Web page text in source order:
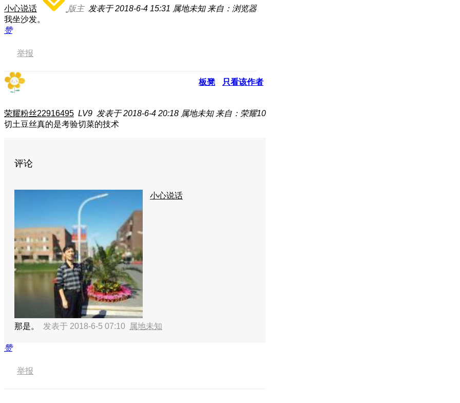
小心说话 版主 发表于 2018-6-4 15:31 属地未知 来自：浏览器
我坐沙发。
赞
举报
板凳 只看该作者
荣耀粉丝22916495 LV9 发表于 2018-6-4 20:18 属地未知 来自：荣耀10
切土豆丝真的是考验切菜的技术
评论
小心说话
那是。 发表于 2018-6-5 07:10 属地未知
赞
举报